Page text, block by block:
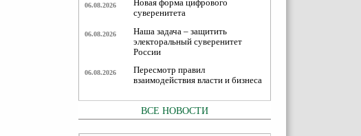
06.08.2026
Новая форма цифрового
суверенитета
06.08.2026
Наша задача – защитить
электоральный суверенитет
России
06.08.2026
Пересмотр правил
взаимодействия власти и бизнеса
ВСЕ НОВОСТИ